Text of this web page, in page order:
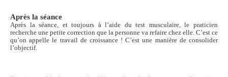
Après la séance
Après la séance, et toujours à l’aide du test musculaire, le praticien
recherche une petite correction que la personne va refaire chez elle. C’est ce
qu’on appelle le travail de croissance ! C’est une manière de consolider
l’objectif.